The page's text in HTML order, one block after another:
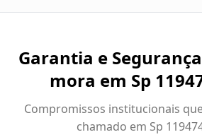
Garantia e
mora em Sp
Compromissos institucionais
chamado em Sp